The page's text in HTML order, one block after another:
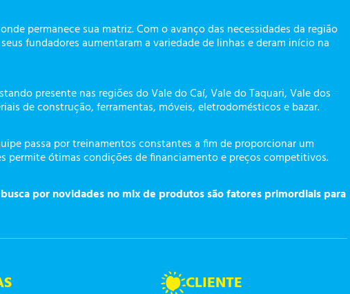
permanece sua matriz. Com o avanço das necessidades da região
fundadores aumentaram a variedade de linhas e deram início na
presente nas regiões do Vale do Caí, Vale do Taquari, Vale dos
de construção, ferramentas, móveis, eletrodomésticos e bazar.
passa por treinamentos constantes a fim de proporcionar um
permite ótimas condições de financiamento e preços competitivos.
por novidades no mix de produtos são fatores primordiais para
CLIENTE